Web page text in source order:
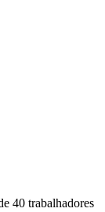
40 trabalhadores